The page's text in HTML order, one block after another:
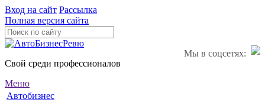
Вход на сайт Рассылка
Полная версия сайта
Мы в соцсетях:
Свой среди профессионалов
Меню
Автобизнес